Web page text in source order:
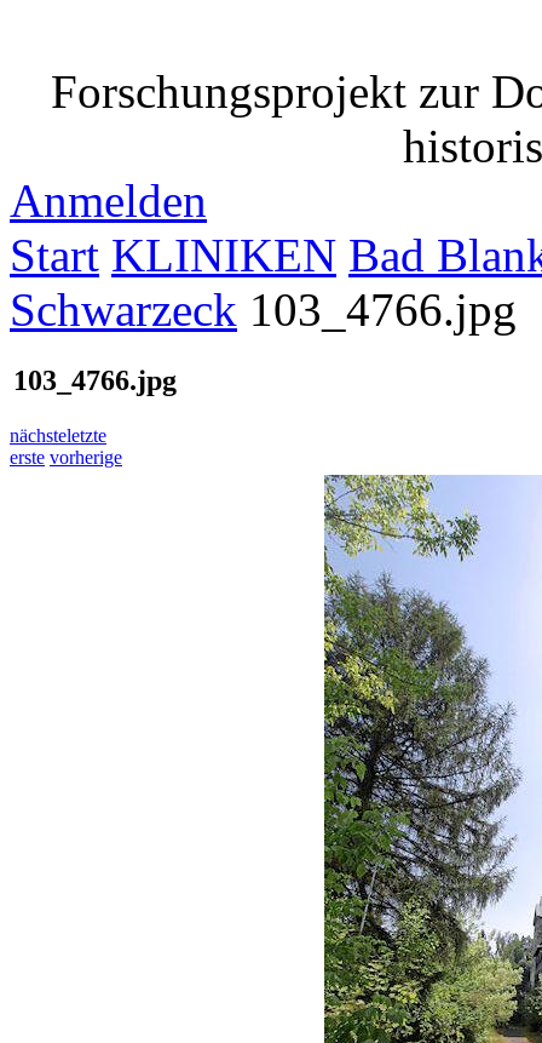
Forschungsprojekt zur
Anmelden
Start KLINIKEN Bad
Schwarzeck 103_4766.jpg
103_4766.jpg
nächsteletzte
erste vorherige